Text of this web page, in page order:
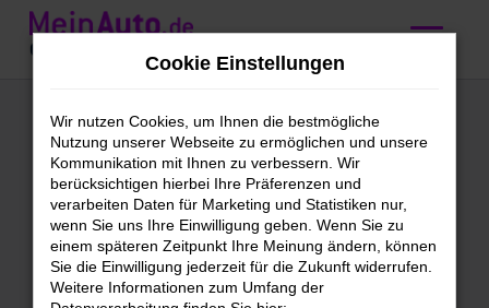
Zum
Hauptinhalt
Mercedes-Benz GLC
220 kaufen mit
Lieferservice nach
Zürich
Cookie Einstellungen
Wir nutzen Cookies, um Ihnen die bestmögliche
Nutzung unserer Webseite zu ermöglichen und unsere
Kommunikation mit Ihnen zu verbessern. Wir
berücksichtigen hierbei Ihre Präferenzen und
verarbeiten Daten für Marketing und Statistiken nur,
wenn Sie uns Ihre Einwilligung geben. Wenn Sie zu
einem späteren Zeitpunkt Ihre Meinung ändern, können
Sie die Einwilligung jederzeit für die Zukunft widerrufen.
Weitere Informationen zum Umfang der